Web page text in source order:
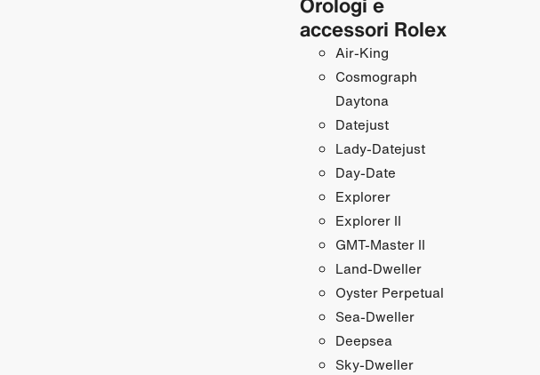
accessori Rolex
Air‑King
Cosmograph
Daytona
Datejust
Lady‑Datejust
Day‑Date
Explorer
Explorer II
GMT‑Master II
Land‑Dweller
Oyster Perpetual
Sea‑Dweller
Deepsea
Sky‑Dweller